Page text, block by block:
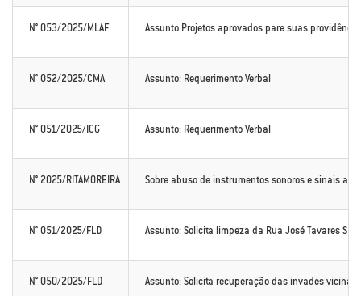
N° 053/2025/MLAF Assunto Projetos aprovados pare suas
N° 052/2025/CMA Assunto: Requerimento Verbal
N° 051/2025/ICG Assunto: Requerimento Verbal
N° 2025/RITAMOREIRA Sobre abuso de instrumentos sonoros e sinais
N° 051/2025/FLD Assunto: Solicita limpeza da Rua José Tavares
N° 050/2025/FLD Assunto: Solicita recuperação das invades